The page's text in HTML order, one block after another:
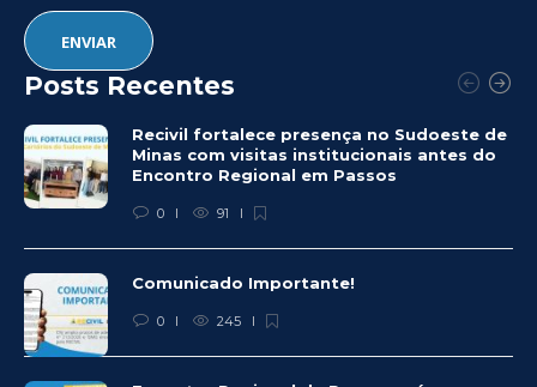
Posts Recentes
Recivil fortalece presença no Sudoeste de
Minas com visitas institucionais antes do
Encontro Regional em Passos
0 91
Comunicado Importante!
0 245